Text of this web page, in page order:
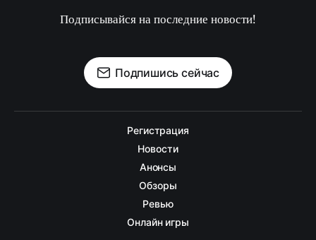
Подписывайся на последние новости!
Подпишись сейчас
Регистрация
Новости
Анонсы
Обзоры
Ревью
Онлайн игры